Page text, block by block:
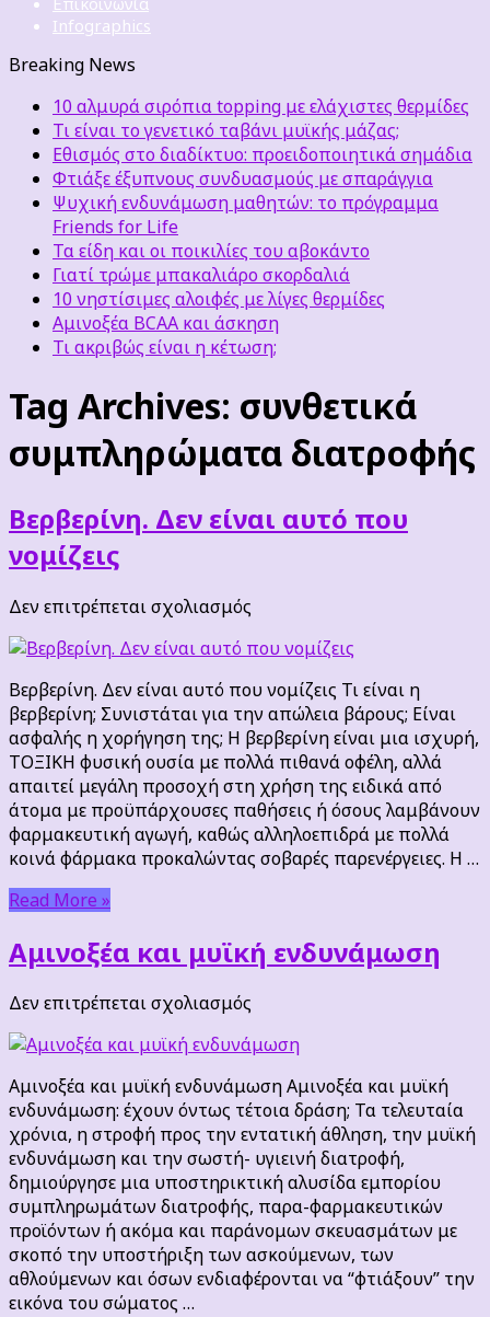
Infographics
Breaking News
10 αλμυρά σιρόπια topping με ελάχιστες θερμίδες
Τι είναι το γενετικό ταβάνι μυϊκής μάζας;
Εθισμός στο διαδίκτυο: προειδοποιητικά σημάδια
Φτιάξε έξυπνους συνδυασμούς με σπαράγγια
Ψυχική ενδυνάμωση μαθητών: το πρόγραμμα
Friends for Life
Τα είδη και οι ποικιλίες του αβοκάντο
Γιατί τρώμε μπακαλιάρο σκορδαλιά
10 νηστίσιμες αλοιφές με λίγες θερμίδες
Αμινοξέα BCAA και άσκηση
Τι ακριβώς είναι η κέτωση;
Tag Archives: συνθετικά
συμπληρώματα διατροφής
Βερβερίνη. Δεν είναι αυτό που
νομίζεις
Δεν επιτρέπεται σχολιασμός
Δεν
αυτό
που
νομίζεις
Βερβερίνη. Δεν είναι αυτό που νομίζεις Τι είναι η
βερβερίνη; Συνιστάται για την απώλεια βάρους; Είναι
ασφαλής η χορήγηση της; Η βερβερίνη είναι μια ισχυρή,
ΤΟΞΙΚΗ φυσική ουσία με πολλά πιθανά οφέλη, αλλά
απαιτεί μεγάλη προσοχή στη χρήση της ειδικά από
άτομα με προϋπάρχουσες παθήσεις ή όσους λαμβάνουν
φαρμακευτική αγωγή, καθώς αλληλοεπιδρά με πολλά
κοινά φάρμακα προκαλώντας σοβαρές παρενέργειες. Η …
Read More »
Αμινοξέα και μυϊκή ενδυνάμωση
Δεν επιτρέπεται σχολιασμός
και
μυϊκή
ενδυνάμωση
Αμινοξέα και μυϊκή ενδυνάμωση Αμινοξέα και μυϊκή
ενδυνάμωση: έχουν όντως τέτοια δράση; Τα τελευταία
χρόνια, η στροφή προς την εντατική άθληση, την μυϊκή
ενδυνάμωση και την σωστή- υγιεινή διατροφή,
δημιούργησε μια υποστηρικτική αλυσίδα εμπορίου
συμπληρωμάτων διατροφής, παρα-φαρμακευτικών
προϊόντων ή ακόμα και παράνομων σκευασμάτων με
σκοπό την υποστήριξη των ασκούμενων, των
αθλούμενων και όσων ενδιαφέρονται να “φτιάξουν” την
εικόνα του σώματος …